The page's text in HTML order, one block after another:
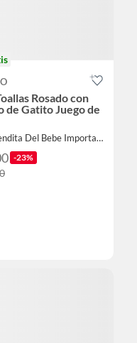
Rosado con
de Gatito Juego de
Por La Tiendita Del Bebe Importadora
-23%